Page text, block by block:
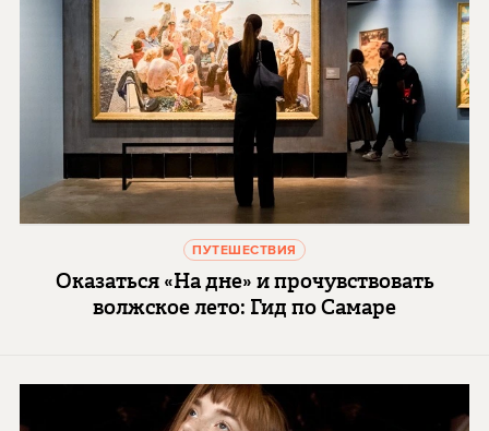
ПУТЕШЕСТВИЯ
Оказаться «На дне» и прочувствовать
волжское лето: Гид по Самаре